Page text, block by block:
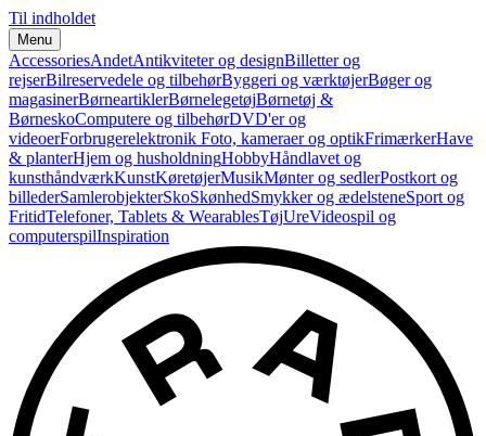
Til indholdet
Menu
AccessoriesAndetAntikviteter og designBilletter og
rejserBilreservedele og tilbehørByggeri og værktøjerBøger og
magasinerBørneartiklerBørnelegetøjBørnetøj &
BørneskoComputere og tilbehørDVD'er og
videoerForbrugerelektronik Foto, kameraer og optikFrimærkerHave
& planterHjem og husholdningHobbyHåndlavet og
kunsthåndværkKunstKøretøjerMusikMønter og sedlerPostkort og
billederSamlerobjekterSkoSkønhedSmykker og ædelsteneSport og
FritidTelefoner, Tablets & WearablesTøjUreVideospil og
computerspilInspiration